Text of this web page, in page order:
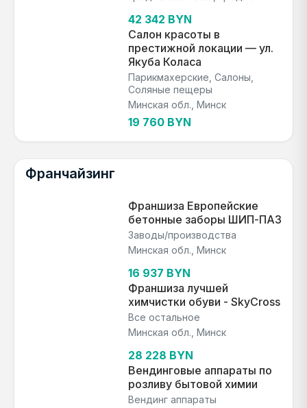
42 342 BYN
Салон красоты в
престижной локации — ул.
Якуба Коласа
Парикмахерские, Салоны,
Соляные пещеры
Минская обл., Минск
19 760 BYN
Франчайзинг
Франшиза Европейские
бетонные заборы ШИП-ПАЗ
Заводы/производства
Минская обл., Минск
16 937 BYN
Франшиза лучшей
химчистки обуви - SkyCross
Все остальное
Минская обл., Минск
28 228 BYN
Вендинговые аппараты по
розливу бытовой химии
Вендинг аппараты